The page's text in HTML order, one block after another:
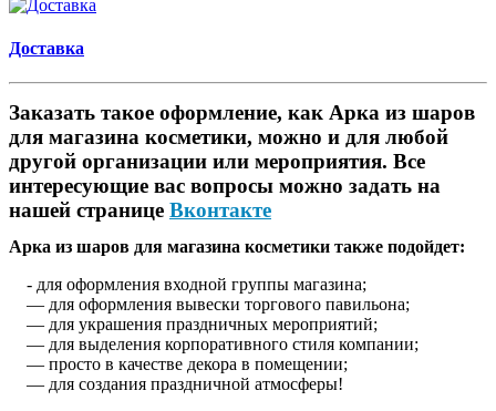
Доставка
Заказать такое оформление, как Арка из шаров
для магазина косметики, можно и для любой
другой организации или мероприятия. Все
интересующие вас вопросы можно задать на
нашей странице Вконтакте
Арка из шаров для магазина косметики также подойдет:
- для оформления входной группы магазина;
— для оформления вывески торгового павильона;
— для украшения праздничных мероприятий;
— для выделения корпоративного стиля компании;
— просто в качестве декора в помещении;
— для создания праздничной атмосферы!